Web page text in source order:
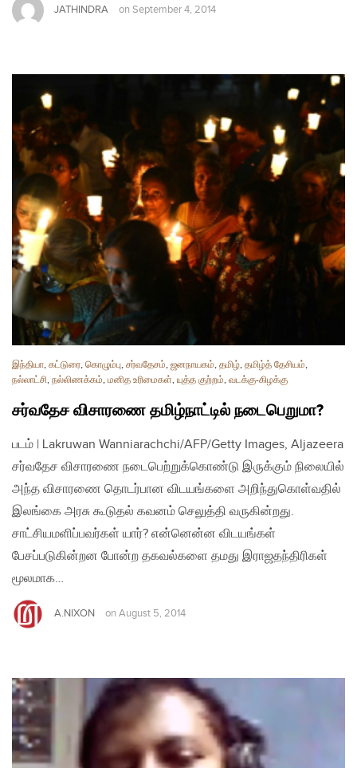
JATHINDRA on September 4, 2014
இந்தியா, கட்டுரை, கொழும்பு, சர்வதேசம், ஜனநாயகம், தமிழ், தமிழ்த் தேசியம்,
நல்லாட்சி, நல்லிணக்கம், மனித உரிமைகள், யுத்த குற்றம், வடக்கு-கிழக்கு
சர்வதேச விசாரணை தமிழ்நாட்டில் நடைபெறுமா?
படம் | Lakruwan Wanniarachchi/AFP/Getty Images, Aljazeera
சர்வதேச விசாரணை நடைபெற்றுக்கொண்டு இருக்கும் நிலையில்
அந்த விசாரணை தொடர்பான விடயங்களை அறிந்துகொள்வதில்
இலங்கை அரசு கூடுதல் கவனம் செலுத்தி வருகின்றது.
சாட்சியமளிப்பவர்கள் யார்? என்னென்ன விடயங்கள்
பேசப்படுகின்றன போன்ற தகவல்களை தமது இராஜதந்திரிகள்
மூலமாக…
A.NIXON on August 5, 2014